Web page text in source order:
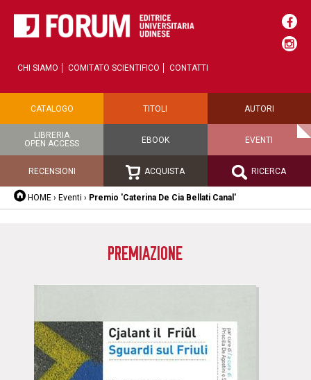
CHI SIAMO COMITATO SCIENTIFICO CONTATTI
CATALOGO TITOLI AUTORI
LIBRERIA
OPEN ACCESS
EBOOK EVENTI
RECENSIONI ACQUISTA RICERCA
HOME › Eventi › Premio 'Caterina De Cia Bellati Canal'
PREMIAZIONE